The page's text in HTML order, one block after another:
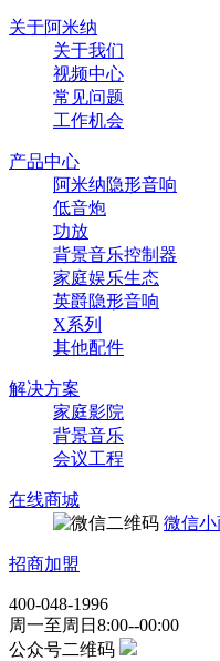
关于阿米纳
关于我们
视频中心
常见问题
工作机会
产品中心
阿米纳隐形音响
低音炮
功放
背景音乐控制器
家庭娱乐生态
英爵隐形音响
X系列
其他配件
解决方案
家庭影院
背景音乐
会议工程
在线商城
微信
招商加盟
400-048-1996
周一至周日8:00--00:00
公众号二维码